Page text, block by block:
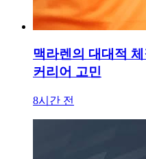
맥라렌의 대대적
커리어 고민
8시간 전